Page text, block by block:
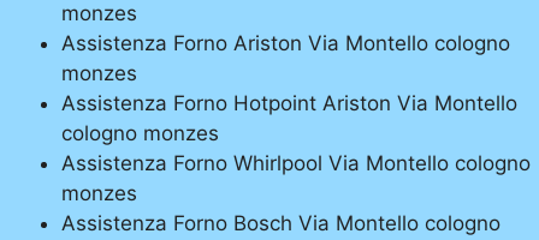
monzes
Assistenza Forno Ariston Via Montello cologno
monzes
Assistenza Forno Hotpoint Ariston Via Montello
cologno monzes
Assistenza Forno Whirlpool Via Montello cologno
monzes
Assistenza Forno Bosch Via Montello cologno